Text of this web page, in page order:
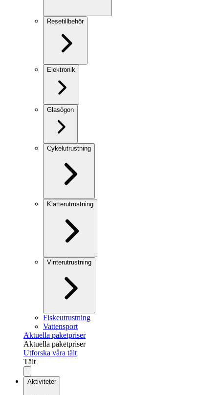
Resetillbehör
Elektronik
Glasögon
Cykelutrustning
Klätterutrustning
Vinterutrustning
Fiskeutrustning
Vattensport
Aktuella paketpriser
Aktuella paketpriser
Utforska våra tält
Tält
Aktiviteter